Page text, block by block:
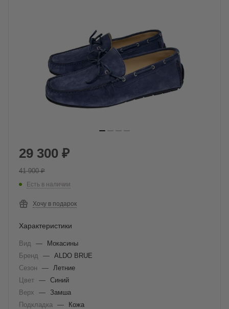
29 300 ₽
41 900₽
Есть в наличии
Хочу в подарок
Характеристики
Вид —
Мокасины
Бренд
— ALDO BRUE
Сезон
—
Летние
Цвет — Синий
Верх
— Замша
Подкладка
—
Кожа